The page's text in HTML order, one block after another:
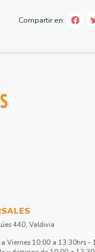
Compartir en:
440, Valdivia
a Viernes 10:00 a 13:30hrs